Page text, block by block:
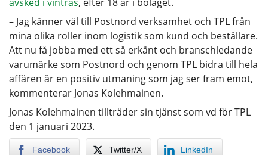
– Jag känner väl till Postnord verksamhet och TPL från
mina olika roller inom logistik som kund och beställare.
Att nu få jobba med ett så erkänt och branschledande
varumärke som Postnord och genom TPL bidra till hela
affären är en positiv utmaning som jag ser fram emot,
kommenterar Jonas Kolehmainen.
Jonas Kolehmainen tillträder sin tjänst som vd för TPL
den 1 januari 2023.
Facebook Twitter/X LinkedIn